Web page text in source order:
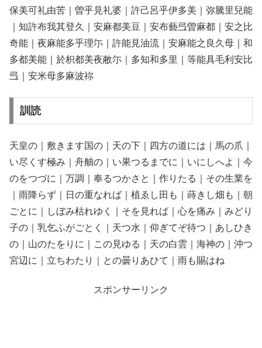
保美可礼由苦｜曽乎見礼婆｜許己呂乎伊多美｜弥騰里兒能
｜知許布我其登久｜安麻都美豆｜安布藝弖曽麻都｜安之比
奇能｜夜麻能多乎理尓｜許能見油流｜安麻能之良久母｜和
多都美能｜於枳都美夜敝尓｜多知和多里｜等能具毛利安比
弖｜安米母多麻波祢
訓読
天皇の｜敷きます国の｜天の下｜四方の道には｜馬の爪｜
い尽くす極み｜舟舳の｜い果つるまでに｜いにしへよ｜今
のをつづに｜万調｜奉るつかさと｜作りたる｜その生業を
｜雨降らず｜日の重なれば｜植ゑし田も｜蒔きし畑も｜朝
ごとに｜しぼみ枯れゆく｜そを見れば｜心を痛み｜みどり
子の｜乳乞ふがごとく｜天つ水｜仰ぎてぞ待つ｜あしひき
の｜山のたをりに｜この見ゆる｜天の白雲｜海神の｜沖つ
宮辺に｜立ちわたり｜との曇りあひて｜雨も賜はね
スポンサーリンク